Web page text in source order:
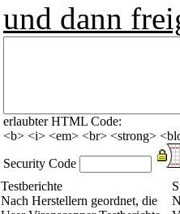
und dann
erlaubter HTML Code:
<b> <i> <em> <br> <strong>
Security Code
Testberichte
Nach Herstellern geordnet, die